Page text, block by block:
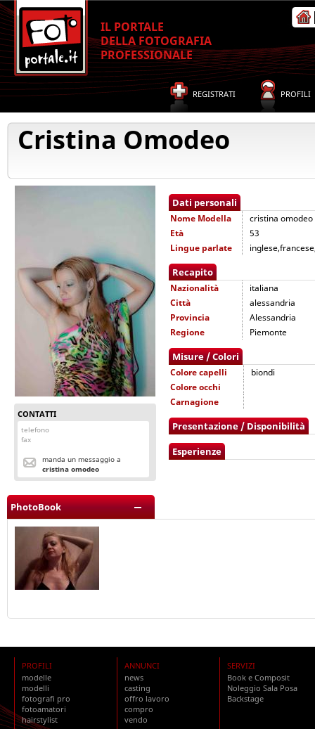
IL PORTALE
DELLA FOTOGRAFIA
PROFESSIONALE
REGISTRATI PROFILI
Cristina Omodeo
CONTATTI
telefono
fax
manda un messaggio a
cristina omodeo
Dati personali
Nome Modella
cristina omodeo
Età
53
Lingue parlate
Recapito
Nazionalità
italiana
Città
alessandria
Provincia
Alessandria
Regione
Piemonte
Misure / Colori
Colore capelli
biondi
Colore occhi
Carnagione
Presentazione / Disponibilità
Esperienze
PhotoBook
PROFILI
modelle
modelli
fotografi pro
fotoamatori
hairstylist
ANNUNCI
news
casting
offro lavoro
compro
vendo
SERVIZI
Book e Composit
Noleggio Sala Posa
Backstage